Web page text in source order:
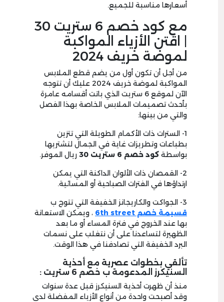
أسعارها مناسبة للجميع.
مع كود خصم 6 ستريت 30
| اقتن الأزياء المواكبة
لموضة خريف 2024
من أجل أن تكون أول من يضم قطع الملابس
المواكبة لموضة خريف 2024 عليك أن تتوجه
الآن لموقع 6 ستريت الذي باتت أقسامه عامرة
بأحدث تصميمات الملابس الخاصة بهذا الفصل
والتي من بينها:
1- السترات ذات الأكمام الطويلة التي تتزين
بطباعات وتطريزات غاية في الجمال لتشتريها
بواسطة كود خصم 6 ستريت 30 ريال الموفر.
2- القمصان ذات الألوان الداكنة التي يمكن
ارتداؤها في الفترات الصباحية أو المسائية.
3- الجواكت والكاريجانز الخفيفة التي تتوج ب
قسيمة خصم 6th street
، ويمكن الاستعانة
بها عند الخروج في فترة المساء أو ما بعد
الظهيرة لتساعدنا على أن نتغلب على نسمات
البرد الخفيفة التي تصادفنا في هذا الوقت.
تألقي بخطوات عصرية مع أحذية
السنيكرز المدعومة ب خصم 6 ستريت :
منذ أن ظهرت أحذية السنيكرز قبل عدة سنوات
وقد أصبحت واحدة من أنواع الأزياء المفضلة لدى